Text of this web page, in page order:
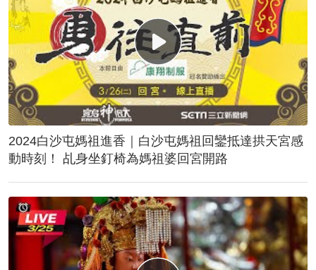
2024白沙屯媽祖進香｜白沙屯媽祖回鑾抵達拱天宮感
動時刻！ 乩身坐釘椅為媽祖婆回宮開路